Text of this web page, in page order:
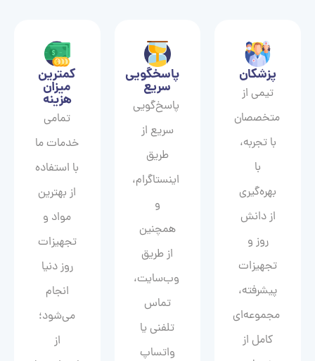
پزشکان
تیمی از
متخصصان
با تجربه،
با
بهره‌گیری
از دانش
روز و
تجهیزات
پیشرفته،
مجموعه‌ای
کامل از
پاسخگویی
سریع
پاسخ‌گویی
سریع از
طریق
اینستاگرام،
و
همچنین
از طریق
وب‌سایت،
تماس
تلفنی یا
واتساپ
کمترین
میزان
هزینه
تمامی
خدمات ما
با استفاده
از بهترین
مواد و
تجهیزات
روز دنیا
انجام
می‌شود؛
از